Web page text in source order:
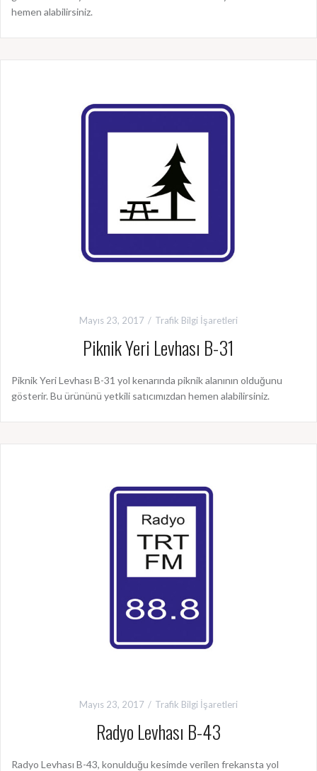
hemen alabilirsiniz.
Mayıs 23, 2017 Trafik Bilgi İşaretleri
Piknik Yeri Levhası B-31
Piknik Yeri Levhası B-31 yol kenarında piknik alanının olduğunu
gösterir. Bu ürününü yetkili satıcımızdan hemen alabilirsiniz.
Mayıs 23, 2017 Trafik Bilgi İşaretleri
Radyo Levhası B-43
Radyo Levhası B-43, konulduğu kesimde verilen frekansta yol